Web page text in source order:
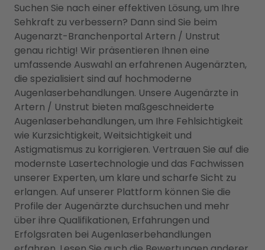
Suchen Sie nach einer effektiven Lösung, um Ihre
Sehkraft zu verbessern? Dann sind Sie beim
Augenarzt-Branchenportal Artern / Unstrut
genau richtig! Wir präsentieren Ihnen eine
umfassende Auswahl an erfahrenen Augenärzten,
die spezialisiert sind auf hochmoderne
Augenlaserbehandlungen. Unsere Augenärzte in
Artern / Unstrut bieten maßgeschneiderte
Augenlaserbehandlungen, um Ihre Fehlsichtigkeit
wie Kurzsichtigkeit, Weitsichtigkeit und
Astigmatismus zu korrigieren. Vertrauen Sie auf die
modernste Lasertechnologie und das Fachwissen
unserer Experten, um klare und scharfe Sicht zu
erlangen. Auf unserer Plattform können Sie die
Profile der Augenärzte durchsuchen und mehr
über ihre Qualifikationen, Erfahrungen und
Erfolgsraten bei Augenlaserbehandlungen